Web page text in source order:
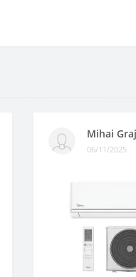
Mihai
06/11/2025